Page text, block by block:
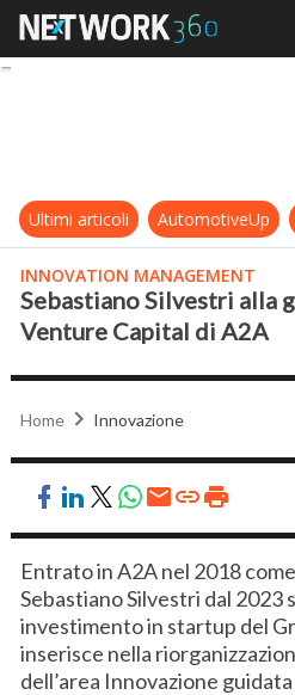
Ultimi articoli AutomotiveUp
INNOVATION MANAGEMENT
Sebastiano Silvestri alla
Venture Capital di A2A
Home Innovazione
Entrato in A2A nel 2018
Sebastiano Silvestri dal 2023
investimento in startup del
inserisce nella
dell’area Innovazione